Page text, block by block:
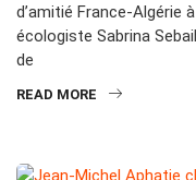
d’amitié France-Algérie
écologiste Sabrina
de
READ MORE